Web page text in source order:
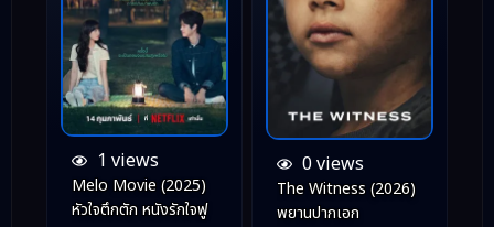
1 views
Melo Movie (2025)
หัวใจตึกตัก หนังรักใจฟู
0 views
The Witness (2026)
พยานปากเอก